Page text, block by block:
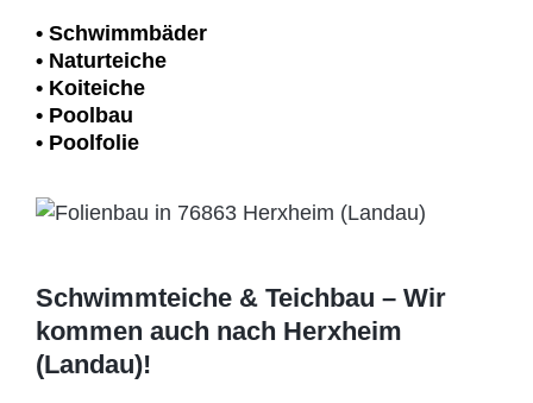
• Schwimm­bäder
• Naturteiche
• Koiteiche
• Poolbau
• Poolfolie
Schwimmteiche & Teichbau – Wir
kommen auch nach Herxheim
(Landau)!